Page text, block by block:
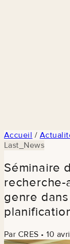
Accueil /
Last_News
Séminaire
recherche-
genre
Par CRES • 10